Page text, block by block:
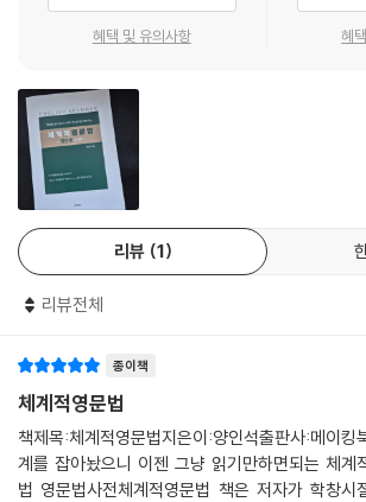
혜택 및 유의사항 혜
리뷰 1
리뷰전체
종이책
체계적영문법
책제목:체계적영문법지은이:양인석출판사:메이킹
계를 잡아놨으니 이젠 그냥 읽기만하면되는 체계
법 영문법사전체계적영문법 책은 저자가 학창시